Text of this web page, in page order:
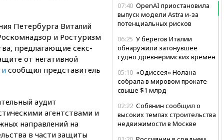
07:40 OpenAI приостановила
выпуск модели Astra и-за
потенциальных рисков
06:25 У берегов Италии
обнаружили затонувшее
судно древнеримских времен
05:10 «Одиссея» Нолана
собрала в мировом прокате
свыше $1 млрд
02:22 Собянин сообщил о
высоких темпах строительства
недвижимости в Москве
Петербурга Виталий
и Ростуризм
предлагающие секс-
от негативной
сообщил представитель
аудит
агентствами и
направлений на
в части защиты